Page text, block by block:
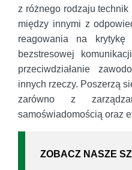
z różnego rodzaju
między innymi z
reagowania na krytykę
bezstresowej
przeciwdziałanie
innych rzeczy. Poszerzą
zarówno z
samoświadomością oraz
ZOBACZ NASZE